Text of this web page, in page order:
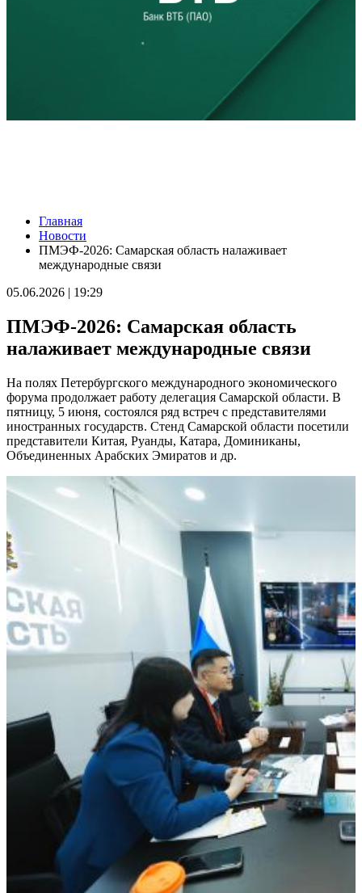
В Большой Глушице появится зона отдыха у воды
07.08.2026 | 21:41
Вячеслав Федорищев: "Важно отмечать тех, кто всей душой и
сердцем болеет за нашу Самарскую область и вносит большой
07.08.2026 | 21:21
августа
В Самаре пустят дополнительный транспорт в день матча КС
07.08.2026 | 20:07
В Самаре временно изменят маршруты дачных автобусов №
172 и 174
07.08.2026 | 19:29
Лук, капуста и свекла: в Минпромторге Самарской области
рассказали, какие продукты дорожают летом
В селе Усинское тушили крышу "заброшки" 7 августа
07.08.2026 | 18:55
В облизбиркоме разыграли порядок размещения эмблем
политических партий в избирательных бюллетенях
07.08.2026 | 18:49
Исследование: россияне увеличивают расходы на спорт и
ЗОЖ
07.08.2026 | 18:24
В Самарской области продлили ограничения по купанию на
четырех пляжах
07.08.2026 | 18:22
Вячеслав Федорищев впервые вручил знак "За вклад в
развитие Самарской области" выдающимся жителям
В Тольятти отремонтируют тротуары и проезды
"Самара в движении": расписание бесплатных тренировок 8
августа
07.08.2026 | 17:56
Забота о здоровье ветеранов – один из приоритетов: Вячеслав
Федорищев – о расширении географии диспансеризации
участников СВО
07.08.2026 | 17:55
Самарские строители отмечают профессиональный праздник
07.08.2026 | 17:49
В ГД предложили увеличить МРОТ до 50 000 рублей
07.08.2026 | 17:25
Шостакович и сказки: в Самаре прошел необычный концерт
Главная
Новости
ПМЭФ-2026: Самарская область налаживает
международные связи
05.06.2026 | 19:29
ПМЭФ-2026: Самарская область
налаживает международные связи
На полях Петербургского международного экономического
форума продолжает работу делегация Самарской области. В
пятницу, 5 июня, состоялся ряд встреч с представителями
иностранных государств. Стенд Самарской области посетили
представители Китая, Руанды, Катара, Доминиканы,
Объединенных Арабских Эмиратов и др.